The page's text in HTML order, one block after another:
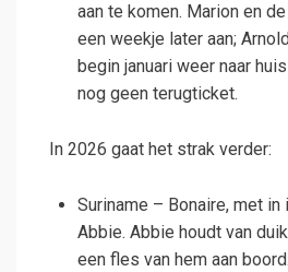
aan te komen. Marion en
een weekje later aan;
begin januari weer naar
nog geen terugticket.
In 2026 gaat het strak verder:
Suriname – Bonaire, met
Abbie. Abbie houdt van
een fles van hem aan